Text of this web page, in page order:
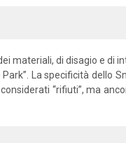
materiali, di disagio e di
La specificità dello
“rifiuti”, ma